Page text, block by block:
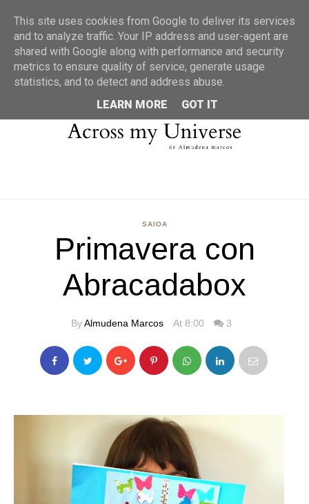
MENU
SAIOA
Primavera con
Abracadabox
ByAlmudena Marcos At 8:00 3
This site uses cookies from Google to deliver its services
and to analyze traffic. Your IP address and user-agent are
shared with Google along with performance and security
metrics to ensure quality of service, generate usage
statistics, and to detect and address abuse.
LEARN MORE
GOT IT